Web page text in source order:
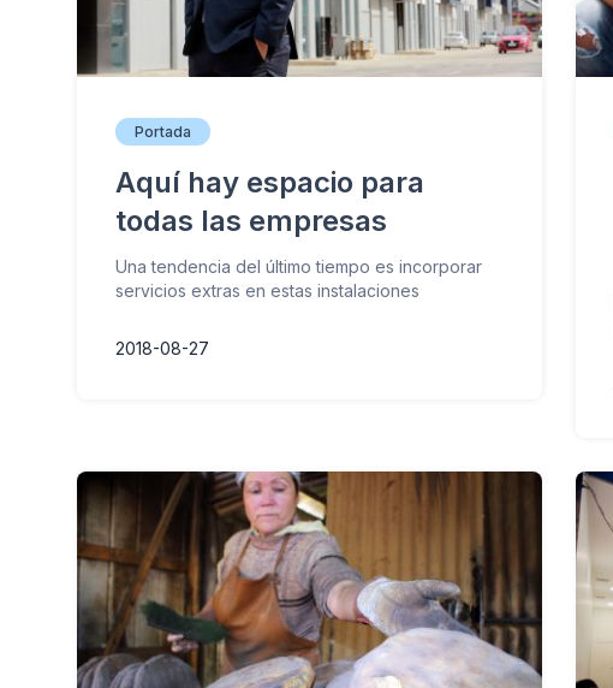
Portada
Aquí hay espacio para
todas las empresas
Una tendencia del último tiempo es incorporar
servicios extras en estas instalaciones
2018-08-27